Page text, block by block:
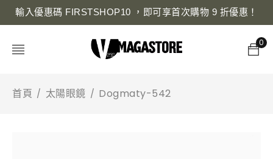
輸入優惠碼 FIRSTSHOP10 ，即可享首次購物 9 折優惠！
0
首頁 / 太陽眼鏡 / Dogmaty-542